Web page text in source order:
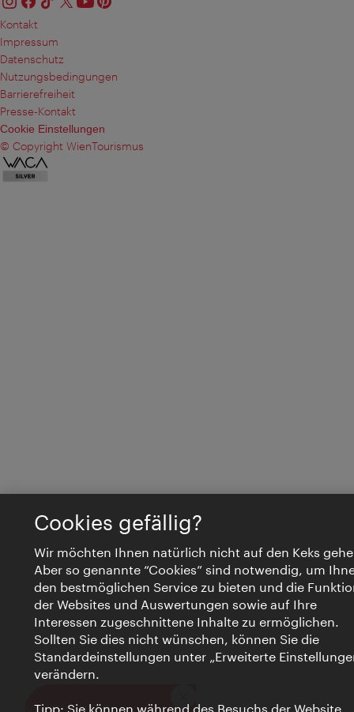
VIENNA BITES Schließen
Kontakt
Impressum
Datenschutz
Nutzungsbedingungen
Barrierefreiheit
Presse-Kontakt
Cookie Einstellungen
© Copyright WienTourismus
Cookies gefällig?
Wir möchten Ihnen natürlich nicht auf den Keks
Aber so genannte “Cookies” sind notwendig, um
den bestmöglichen Service zu bieten und die
der Websites und Auswertungen sowie auf Ihre
Interessen zugeschnittene Inhalte zu ermöglichen.
Sollten Sie dies nicht wünschen, können Sie die
Standardeinstellungen unter „Erweiterte
verändern.
Tipp: Sie können während des Besuchs der Website